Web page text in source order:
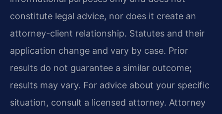
constitute legal advice, nor does it create an
attorney-client relationship. Statutes and their
application change and vary by case. Prior
results do not guarantee a similar outcome;
results may vary. For advice about your specific
situation, consult a licensed attorney. Attorney